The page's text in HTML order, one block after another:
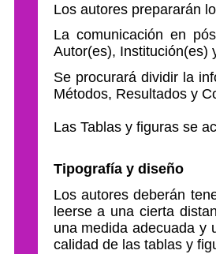
Los autores prepararán
La comunicación en
Autor(es), Institución(es)
Se procurará dividir la
Métodos, Resultados y
Las Tablas y figuras se
Tipografía y diseño
Los autores deberán
leerse a una cierta
una medida adecuada y
calidad de las tablas y